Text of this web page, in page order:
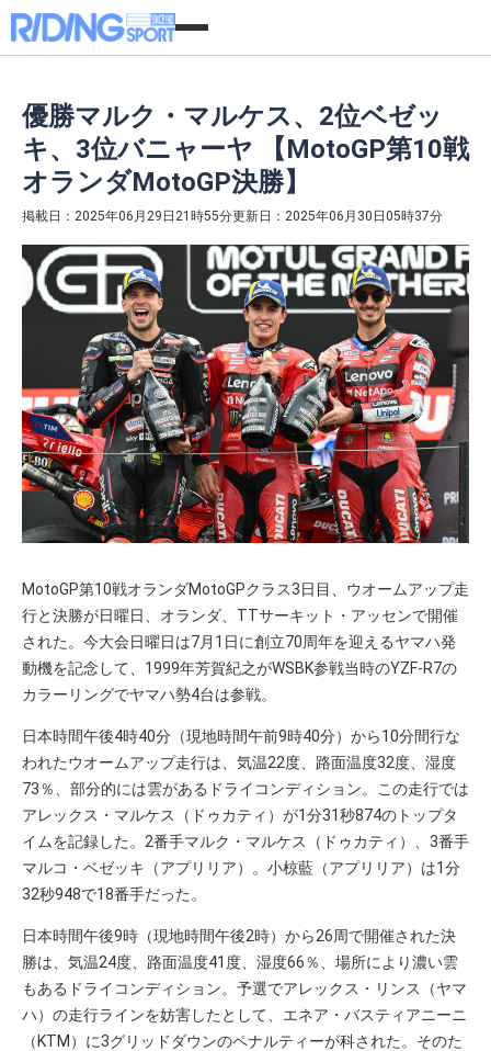
優勝マルク・マルケス、2位ベゼッ
キ、3位バニャーヤ 【MotoGP第10戦
オランダMotoGP決勝】
掲載日：2025年06月29日21時55分更新日：2025年06月30日05時37分
MotoGP第10戦オランダMotoGPクラス3日目、ウオームアップ走
行と決勝が日曜日、オランダ、TTサーキット・アッセンで開催
された。今大会日曜日は7月1日に創立70周年を迎えるヤマハ発
動機を記念して、1999年芳賀紀之がWSBK参戦当時のYZF-R7の
カラーリングでヤマハ勢4台は参戦。
日本時間午後4時40分（現地時間午前9時40分）から10分間行な
われたウオームアップ走行は、気温22度、路面温度32度、湿度
73％、部分的には雲があるドライコンディション。この走行では
アレックス・マルケス（ドゥカティ）が1分31秒874のトップタ
イムを記録した。2番手マルク・マルケス（ドゥカティ）、3番手
マルコ・ベゼッキ（アプリリア）。小椋藍（アプリリア）は1分
32秒948で18番手だった。
日本時間午後9時（現地時間午後2時）から26周で開催された決
勝は、気温24度、路面温度41度、湿度66％、場所により濃い雲
もあるドライコンディション。予選でアレックス・リンス（ヤマ
ハ）の走行ラインを妨害したとして、エネア・バスティアニーニ
（KTM）に3グリッドダウンのペナルティーが科された。そのた